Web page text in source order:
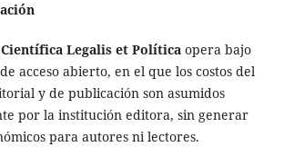
Legalis et Políticaopera bajo
acceso abierto, en el que los costos del
y de publicación son asumidos
por la institución editora, sin generar
para autores ni lectores.